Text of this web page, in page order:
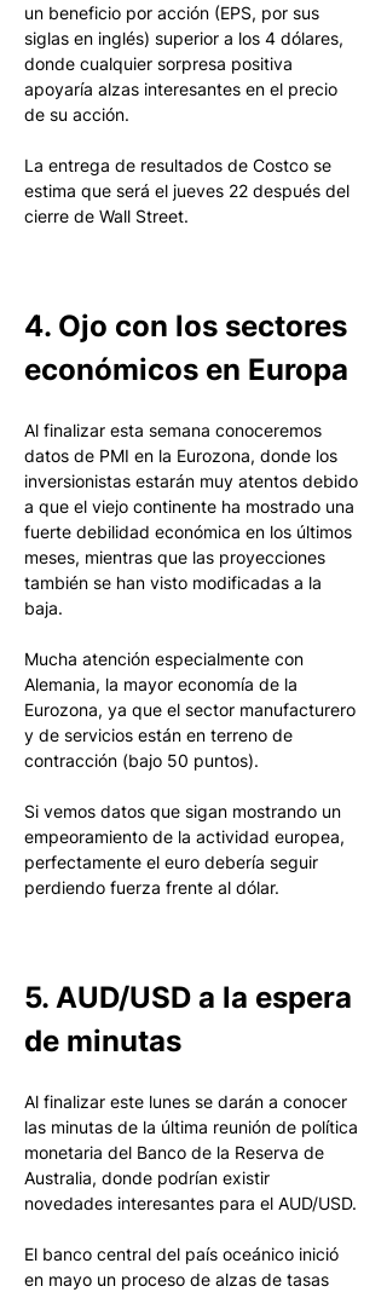
un beneficio por acción (EPS, por sus
siglas en inglés) superior a los 4 dólares,
donde cualquier sorpresa positiva
apoyaría alzas interesantes en el precio
de su acción.
La entrega de resultados de Costco se
estima que será el jueves 22 después del
cierre de Wall Street.
4. Ojo con los sectores
económicos en Europa
Al finalizar esta semana conoceremos
datos de PMI en la Eurozona, donde los
inversionistas estarán muy atentos debido
a que el viejo continente ha mostrado una
fuerte debilidad económica en los últimos
meses, mientras que las proyecciones
también se han visto modificadas a la
baja.
Mucha atención especialmente con
Alemania, la mayor economía de la
Eurozona, ya que el sector manufacturero
y de servicios están en terreno de
contracción (bajo 50 puntos).
Si vemos datos que sigan mostrando un
empeoramiento de la actividad europea,
perfectamente el euro debería seguir
perdiendo fuerza frente al dólar.
5. AUD/USD a la espera
de minutas
Al finalizar este lunes se darán a conocer
las minutas de la última reunión de política
monetaria del Banco de la Reserva de
Australia, donde podrían existir
novedades interesantes para el AUD/USD.
El banco central del país oceánico inició
en mayo un proceso de alzas de tasas